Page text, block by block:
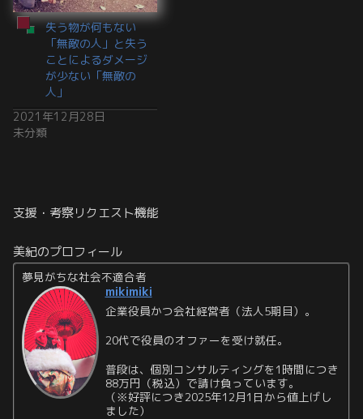
失う物が何もない
「無敵の人」と失う
ことによるダメージ
が少ない「無敵の
人」
2021年12月28日
未分類
支援・考察リクエスト機能
美紀のプロフィール
夢見がちな社会不適合者
mikimiki
企業役員かつ会社経営者（法人5期目）。
20代で役員のオファーを受け就任。
普段は、個別コンサルティングを1時間につき
88万円（税込）で請け負っています。
（※好評につき2025年12月1日から値上げし
ました）